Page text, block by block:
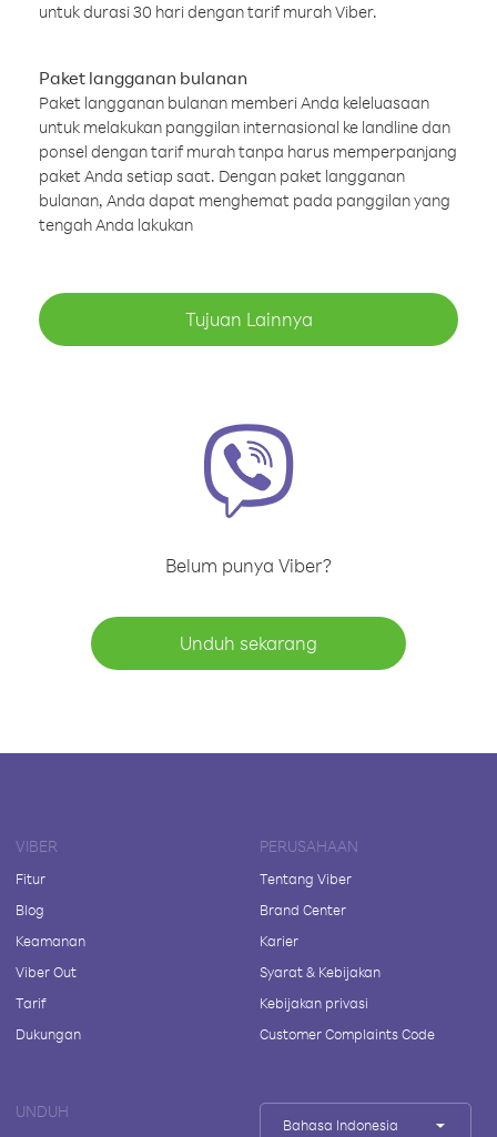
untuk durasi 30 hari dengan tarif murah Viber.
Paket langganan bulanan
Paket langganan bulanan memberi Anda keleluasaan
untuk melakukan panggilan internasional ke landline dan
ponsel dengan tarif murah tanpa harus memperpanjang
paket Anda setiap saat. Dengan paket langganan
bulanan, Anda dapat menghemat pada panggilan yang
tengah Anda lakukan
Tujuan Lainnya
Belum punya Viber?
Unduh sekarang
VIBER
Fitur
Blog
Keamanan
Viber Out
Tarif
Dukungan
PERUSAHAAN
Tentang Viber
Brand Center
Karier
Syarat & Kebijakan
Kebijakan privasi
Customer Complaints Code
UNDUH
Bahasa Indonesia